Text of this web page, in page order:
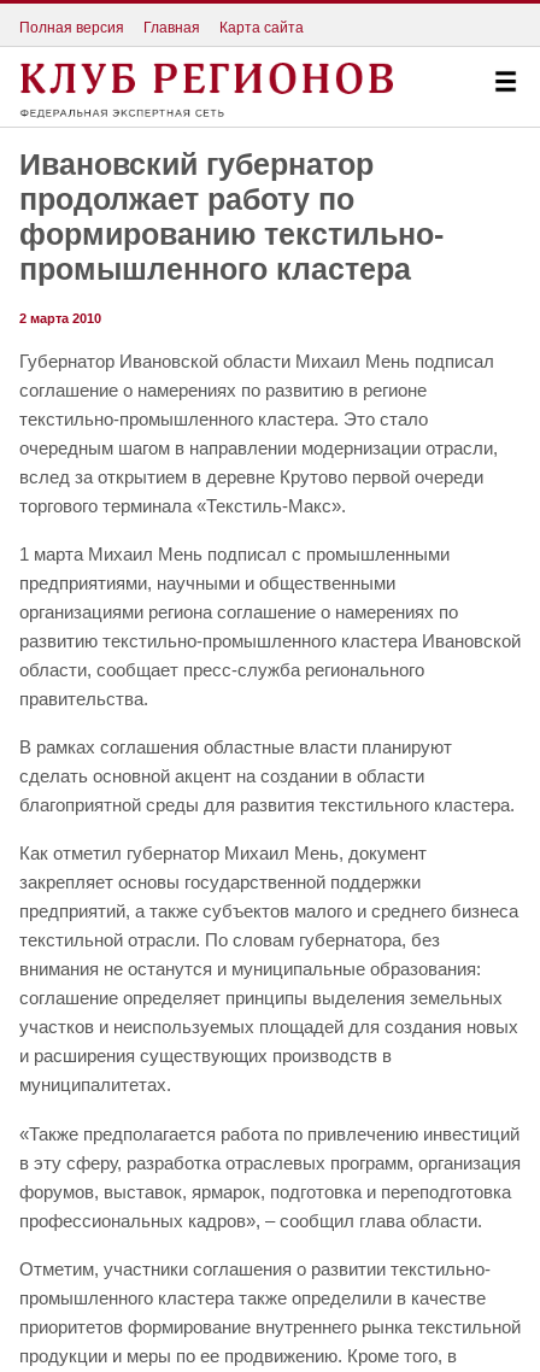
Полная версия Главная Карта сайта
Ивановский губернатор
продолжает работу по
формированию текстильно-
промышленного кластера
2 марта 2010
Губернатор Ивановской области Михаил Мень подписал
соглашение о намерениях по развитию в регионе
текстильно-промышленного кластера. Это стало
очередным шагом в направлении модернизации отрасли,
вслед за открытием в деревне Крутово первой очереди
торгового терминала «Текстиль-Макс».
1 марта Михаил Мень подписал с промышленными
предприятиями, научными и общественными
организациями региона соглашение о намерениях по
развитию текстильно-промышленного кластера Ивановской
области, сообщает пресс-служба регионального
правительства.
В рамках соглашения областные власти планируют
сделать основной акцент на создании в области
благоприятной среды для развития текстильного кластера.
Как отметил губернатор Михаил Мень, документ
закрепляет основы государственной поддержки
предприятий, а также субъектов малого и среднего бизнеса
текстильной отрасли. По словам губернатора, без
внимания не останутся и муниципальные образования:
соглашение определяет принципы выделения земельных
участков и неиспользуемых площадей для создания новых
и расширения существующих производств в
муниципалитетах.
«Также предполагается работа по привлечению инвестиций
в эту сферу, разработка отраслевых программ, организация
форумов, выставок, ярмарок, подготовка и переподготовка
профессиональных кадров», – сообщил глава области.
Отметим, участники соглашения о развитии текстильно-
промышленного кластера также определили в качестве
приоритетов формирование внутреннего рынка текстильной
продукции и меры по ее продвижению. Кроме того, в